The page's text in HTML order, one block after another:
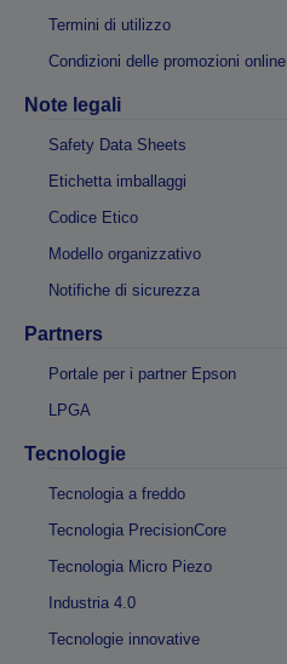
Termini di utilizzo
Condizioni delle promozioni online
Note legali
Safety Data Sheets
Etichetta imballaggi
Codice Etico
Modello organizzativo
Notifiche di sicurezza
Partners
Portale per i partner Epson
LPGA
Tecnologie
Tecnologia a freddo
Tecnologia PrecisionCore
Tecnologia Micro Piezo
Industria 4.0
Tecnologie innovative